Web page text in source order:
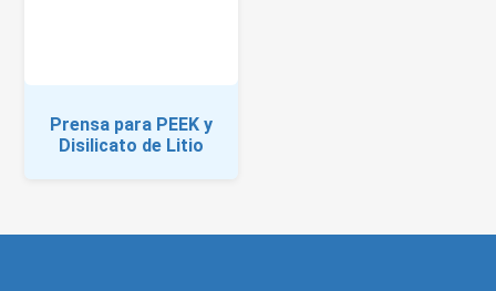
Prensa para PEEK y
Disilicato de Litio